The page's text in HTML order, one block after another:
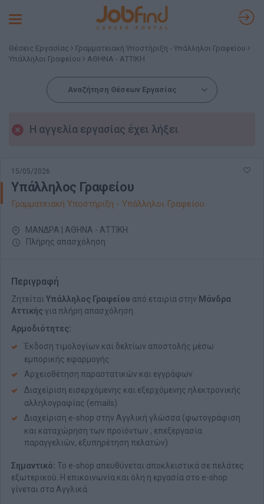
Toggle
Θέσεις Εργασίας
Γραμματειακή Υποστήριξη - Υπάλληλοι Γραφείου
Υπάλληλοι Γραφείου
ΑΘΗΝΑ - ΑΤΤΙΚΗ
Αναζήτηση Θέσεων Εργασίας
Η αγγελία εργασίας έχει λήξει
15/05/2026
Yπάλληλος Γραφείου
Γραμματειακή Υποστήριξη - Υπάλληλοι Γραφείου
ΜΑΝΔΡΑ | ΑΘΗΝΑ - ΑΤΤΙΚΗ
Πλήρης απασχόληση
Περιγραφή
Ζητείται Υπάλληλος Γραφείου από εταιρία στην Μάνδρα
Αττικής για πλήρη απασχόληση.
Αρμοδιότητες:
Έκδοση τιμολογίων και δελτίων αποστολής μέσω
εμπορικής εφαρμογής
Αρχειοθέτηση παραστατικών και εγγράφων
Διαχείριση εισερχόμενης και εξερχόμενης ηλεκτρονικής
αλληλογραφίας (emails)
Διαχείριση e-shop στην Αγγλική γλώσσα (φωτογράφιση
και καταχώρηση των προϊόντων , επεξεργασία
παραγγελιών, εξυπηρέτηση πελατών)
Σημαντικό: Το e-shop απευθύνεται αποκλειστικά σε πελάτες
εξωτερικού. Η επικοινωνία και όλη η εργασία στο e-shop
γίνεται στα Αγγλικά.